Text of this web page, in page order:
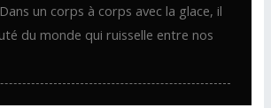
un corps à corps avec la glace, il
du monde qui ruisselle entre nos